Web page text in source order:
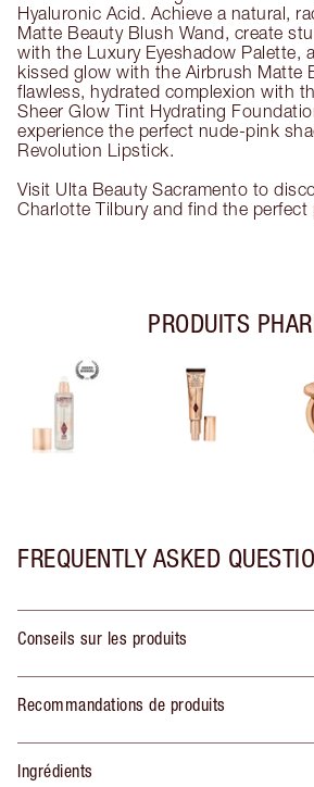
Hyaluronic Acid. Achieve a natural,
Matte Beauty Blush Wand, create
with the Luxury Eyeshadow Palette,
kissed glow with the Airbrush Matte
flawless, hydrated complexion with
Sheer Glow Tint Hydrating
experience the perfect nude-pink
Revolution Lipstick.
Visit Ulta Beauty Sacramento to
Charlotte Tilbury and find the
PRODUITS
FREQUENTLY ASKED
Conseils sur les produits
Recommandations de produits
Ingrédients